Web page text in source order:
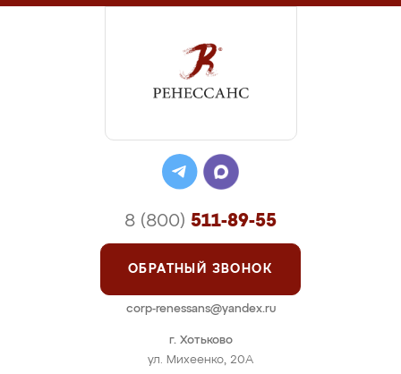
г. Хотьково
ул. Михеенко, 20А
8 (800) 511-89-55
ОБРАТНЫЙ ЗВОНОК
corp-renessans@yandex.ru